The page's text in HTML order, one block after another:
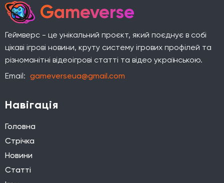
Gameverse
Геймверс - це унікальний проєкт, який поєднує в собі
цікаві ігрові новини, круту систему ігрових профілей та
різноманітні відеоігрові статті та відео українською.
Email: gameverseua@gmail.com
Навігація
Головна
Стрічка
Новини
Статті